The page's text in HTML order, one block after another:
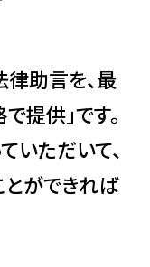
助言を、最
提供」です。
いただいて、
ができれば